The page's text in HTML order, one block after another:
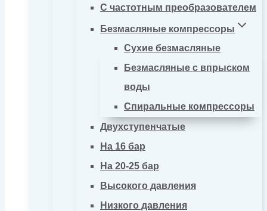
С частотным преобразователем
Безмасляные компрессоры
Сухие безмасляные
Безмасляные с впрыском
воды
Спиральные компрессоры
Двухступенчатые
На 16 бар
На 20-25 бар
Высокого давления
Низкого давления